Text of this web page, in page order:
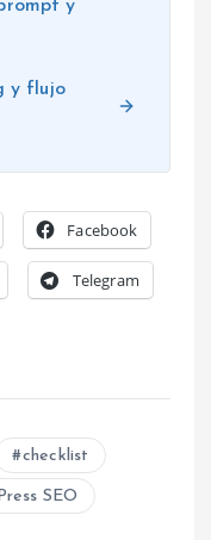
y
y flujo
Facebook
Telegram
checklist
SEO